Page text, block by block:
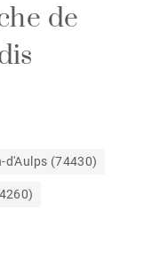
de
d'Aulps (74430)